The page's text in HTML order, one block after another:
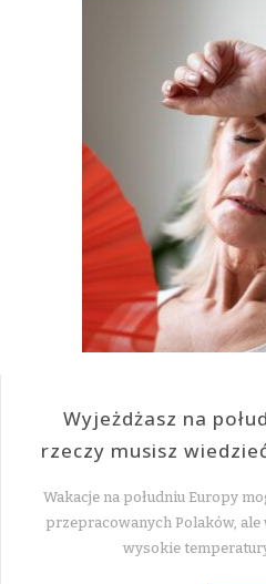
Wyjeżdżasz na
rzeczy musisz
Wakacje na południu Europy
przepracowanych Polaków, ale
wysokie